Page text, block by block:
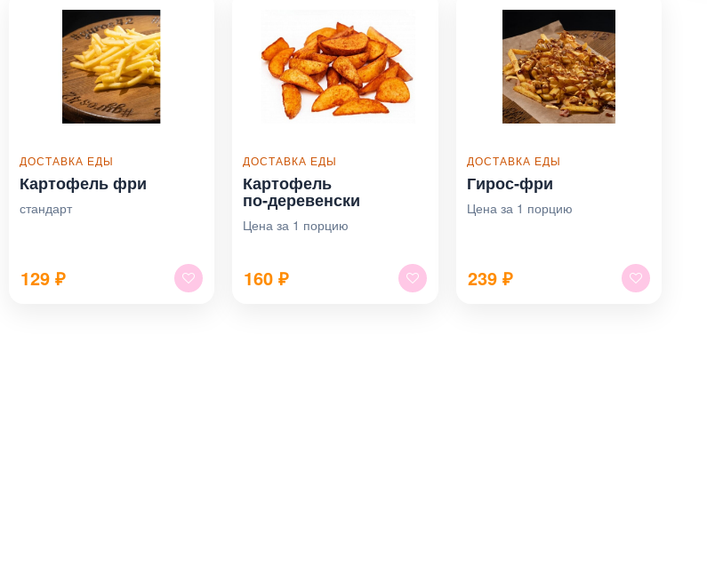
ДОСТАВКА ЕДЫ
Картофель фри
стандарт
129 ₽
ДОСТАВКА ЕДЫ
Картофель
по‑деревенски
Цена за 1 порцию
160 ₽
ДОСТАВКА ЕДЫ
Гирос‑фри
Цена за 1 порцию
239₽